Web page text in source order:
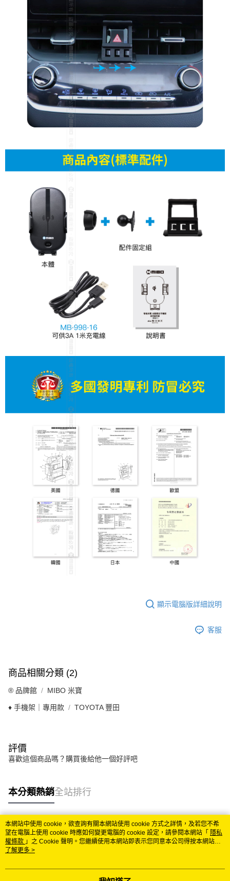
顯示電腦版詳細說明
客服
商品相關分類 (2)
®️ 品牌館 MIBO 米寶
♦️ 手機架｜專用款 TOYOTA 豐田
評價
喜歡這個商品嗎？購買後給他一個好評吧
本分類熱銷全站排行
熱門標籤
本網站中使用 cookie，欲查詢有關本網站使用 cookie 方式之詳情，及若您不希
望在電腦上使用 cookie 時應如何變更電腦的 cookie 設定，請參閱本網站「 隱私
權條款 」之 Cookie 聲明。您繼續使用本網站即表示您同意本公司得按本網站使
用條款之 Cookie 聲明使用 cookie。
了解更多 >